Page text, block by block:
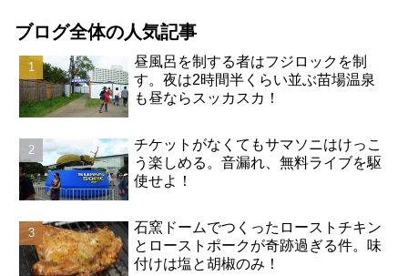
ブログ全体の人気記事
昼風呂を制する者はフジロックを制
す。夜は2時間半くらい並ぶ苗場温泉
も昼ならスッカスカ！
チケットがなくてもサマソニはけっこ
う楽しめる。音漏れ、無料ライブを駆
使せよ！
石窯ドームでつくったローストチキン
とローストポークが奇跡過ぎる件。味
付けは塩と胡椒のみ！